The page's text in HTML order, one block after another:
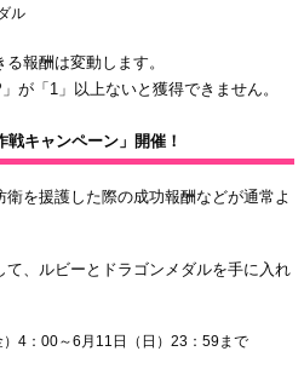
ル
報酬は変動します。
が「1」以上ないと獲得できません。
キャンペーン」開催！
を援護した際の成功報酬などが通常よ
、ルビーとドラゴンメダルを手に入れ
4：00～6月11日（日）23：59まで